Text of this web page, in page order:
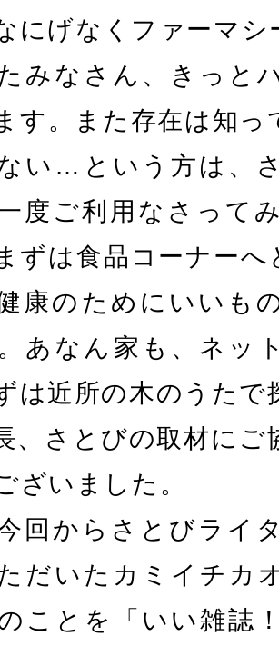
にげなくファーマシ
みなさん、きっと
す。また存在は知
い…という方は、
度ご利用なさって
ずは食品コーナー
康のためにいいも
あなん家も、ネッ
は近所の木のうたで
、さとびの取材にご
ざいました。
回からさとびライ
だいたカミイチカ
ことを「いい雑誌